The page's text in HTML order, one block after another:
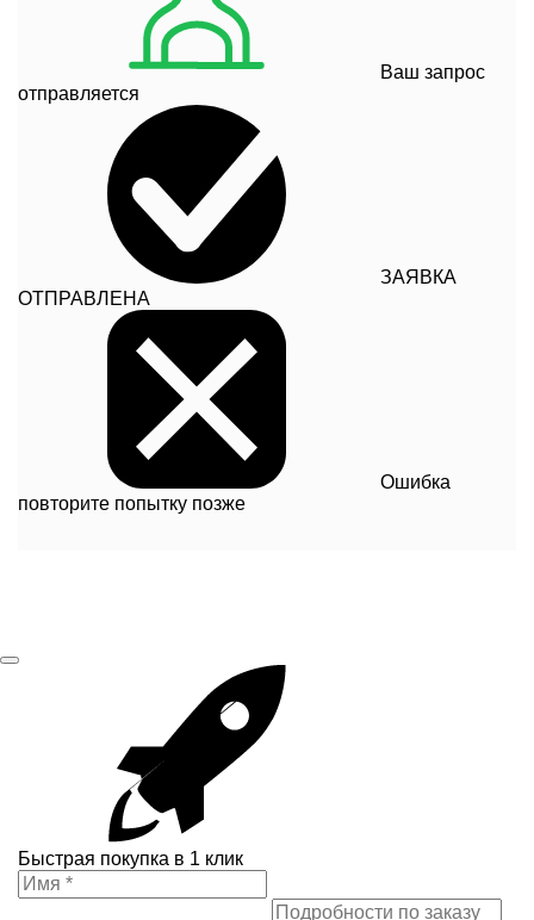
Ваш запрос
отправляется
ЗАЯВКА
ОТПРАВЛЕНА
Ошибка
повторите попытку позже
Быстрая покупка в 1 клик